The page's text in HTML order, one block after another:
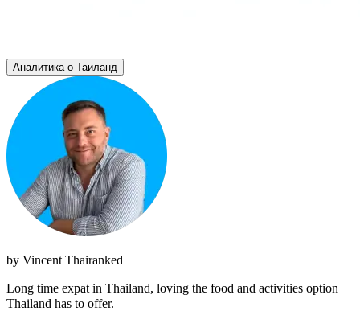
Аналитика о Таиланд
by Vincent Thairanked
Long time expat in Thailand, loving the food and activities option
Thailand has to offer.